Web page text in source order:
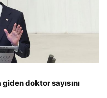
doktor sayısını